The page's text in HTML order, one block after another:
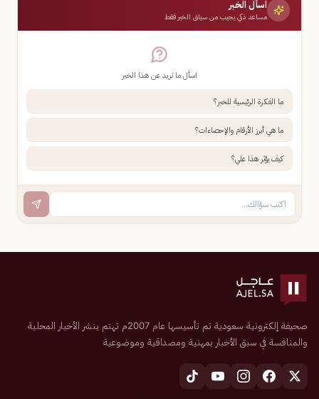
اسأل الخبر
مساعد ذكي يجيب من سياق الخبر فقط
اسأل ما تريد عن هذا الخبر
ما الفكرة الرئيسية للخبر؟
ما هي أبرز الأرقام والإحصاءات؟
كيف يؤثر هذا علي؟
صحيفة إلكترونية سعودية تم تأسيسها عام 2007م تهتم بنشر الأخبار المحلية
والمنافسة في سبق الأخبار بمهنية ومصداقية وموضوعية